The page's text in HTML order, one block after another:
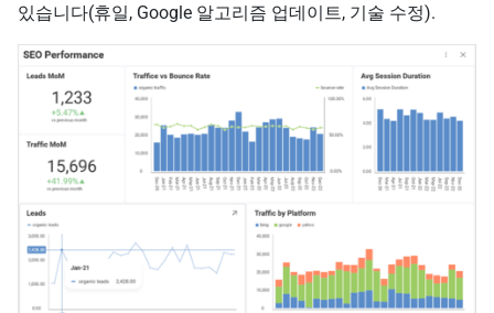
있습니다(휴일, Google 알고리즘 업데이트, 기술 수정).